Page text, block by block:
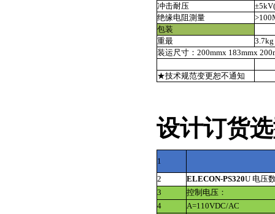
冲击耐压
绝缘电阻測量
包装
重最
3.7kg
装运尺寸：200mmx 183mmx
★技术规范变更恕不通知
设计订货
1
2 ELECON-PS320U 电压
3
控制电压：
4
A=110VDC/AC